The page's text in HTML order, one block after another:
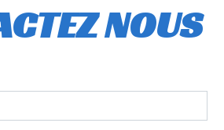
NOUS